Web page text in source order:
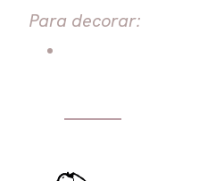
Para decorar: